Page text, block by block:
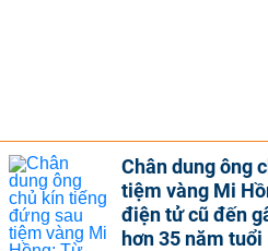
Chân dung ông
tiệm vàng Mi
điện tử cũ đến
hơn 35 năm tuổi